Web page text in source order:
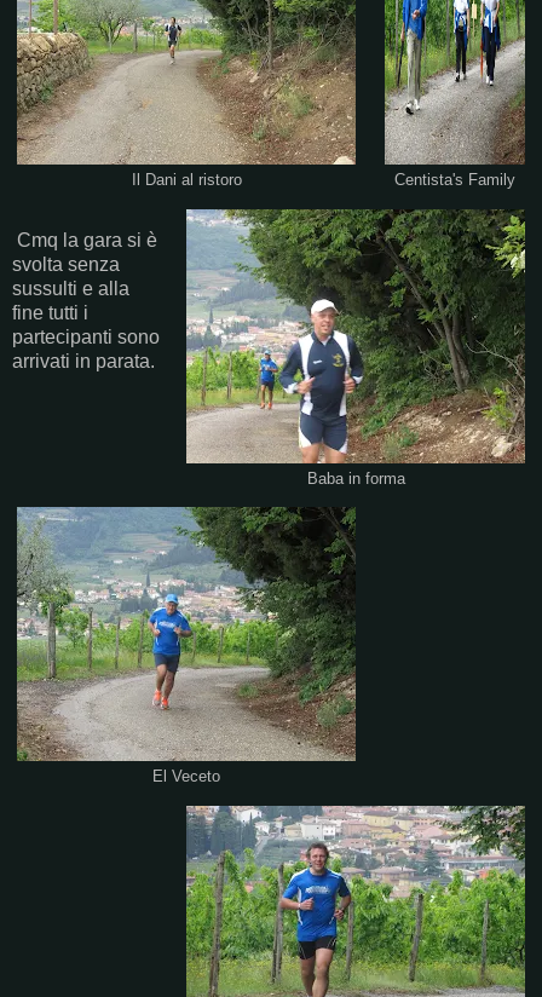
Il Dani al ristoro
Baba in forma
El Veceto
Centista's Family
Cmq la gara si è
svolta senza
sussulti e alla
fine tutti i
partecipanti sono
arrivati in parata.